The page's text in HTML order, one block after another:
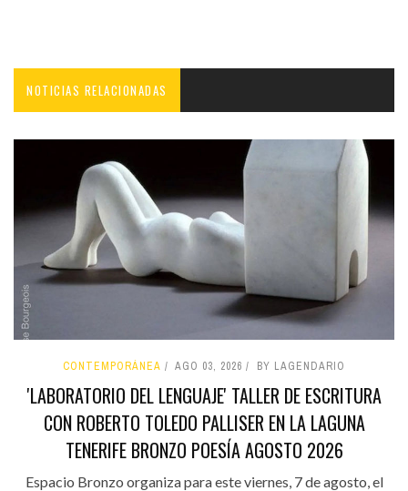
NOTICIAS RELACIONADAS
CONTEMPORÁNEA AGO 03, 2026 BY LAGENDARIO
'LABORATORIO DEL LENGUAJE' TALLER DE ESCRITURA
CON ROBERTO TOLEDO PALLISER EN LA LAGUNA
TENERIFE BRONZO POESÍA AGOSTO 2026
Espacio Bronzo organiza para este viernes, 7 de agosto, el